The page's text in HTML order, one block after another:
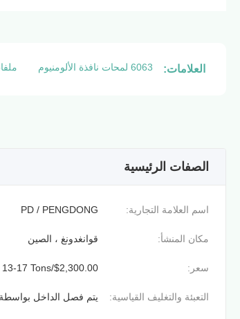
العلامات: 6063 لمحات نافذة الألومنيوم
الصفات الرئيسية
اسم العلامة التجارية: PD / PENGDONG
مكان المنشأ: قوانغدونغ ، الصين
سعر: $2,300.00/Tons 13-17 Tons
التعبئة والتغليف القياسية: يتم فصل الداخل